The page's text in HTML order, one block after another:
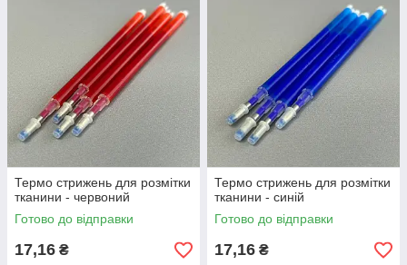
Термо стрижень для розмітки
тканини - червоний
Готово до відправки
17,16 ₴
Термо стрижень для розмітки
тканини - синій
Готово до відправки
17,16 ₴